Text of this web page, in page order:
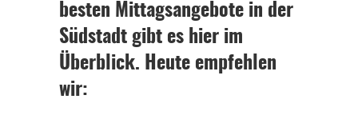
besten Mittagsangebote in der
Südstadt gibt es hier im
Überblick. Heute empfehlen
wir: